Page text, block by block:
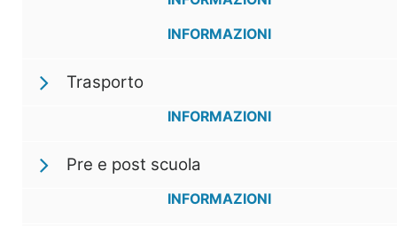
INFORMAZIONI
Trasporto
INFORMAZIONI
Pre e post scuola
INFORMAZIONI